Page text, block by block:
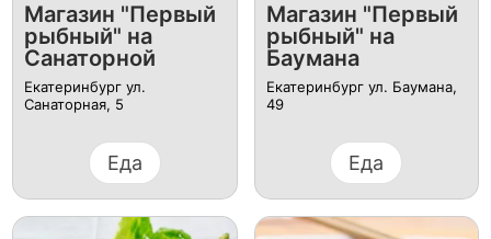
Магазин "Первый
рыбный" на
Санаторной
Екатеринбург ул.
Санаторная, 5
Еда
Магазин "Первый
рыбный" на
Баумана
Екатеринбург ул. Баумана,
49
Еда